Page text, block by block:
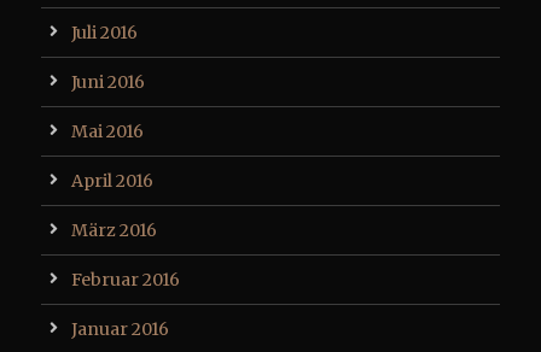
Juli 2016
Juni 2016
Mai 2016
April 2016
März 2016
Februar 2016
Januar 2016